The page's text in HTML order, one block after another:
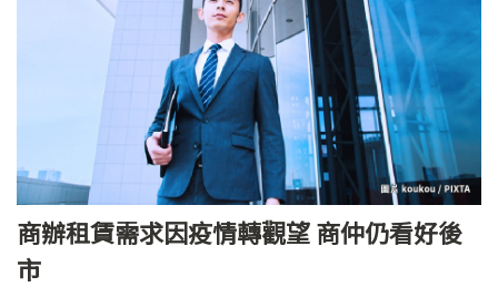
商辦租賃需求因疫情轉觀望 商仲仍看好後
市